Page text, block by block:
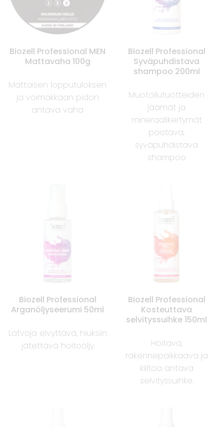
Biozell Professional MEN
Mattavaha 100g
Mattaisen lopputuloksen
ja voimakkaan pidon
antava vaha
Biozell Professional
Syväpuhdistava
shampoo 200ml
Muotoilutuotteiden
jäämät ja
mineraalikertymät
poistava,
syväpuhdistava
shampoo
Biozell Professional
Arganöljyseerumi 50ml
Latvoja elvyttävä, hiuksiin
jätettävä hoitoöljy
Biozell Professional
Kosteuttava
selvityssuihke 150ml
Hoitava,
rakennepaikkaava ja
kiiltoa antava
selvityssuihke.